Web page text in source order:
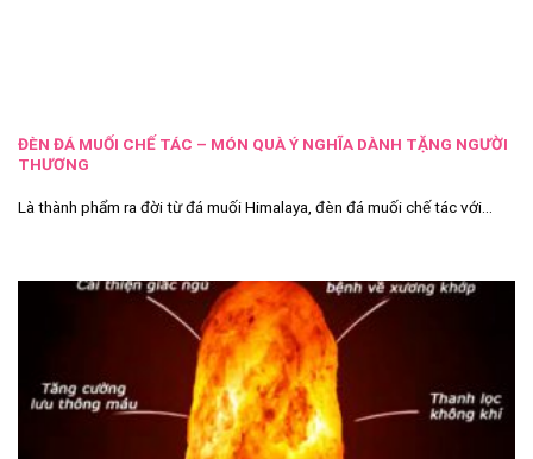
ĐÈN ĐÁ MUỐI CHẾ TÁC – MÓN QUÀ Ý NGHĨA DÀNH TẶNG NGƯỜI
THƯƠNG
Là thành phẩm ra đời từ đá muối Himalaya, đèn đá muối chế tác với...